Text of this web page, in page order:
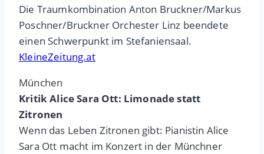
Die Traumkombination Anton Bruckner/Markus
Poschner/Bruckner Orchester Linz beendete
einen Schwerpunkt im Stefaniensaal.
KleineZeitung.at
München
Kritik Alice Sara Ott: Limonade statt
Zitronen
Wenn das Leben Zitronen gibt: Pianistin Alice
Sara Ott macht im Konzert in der Münchner